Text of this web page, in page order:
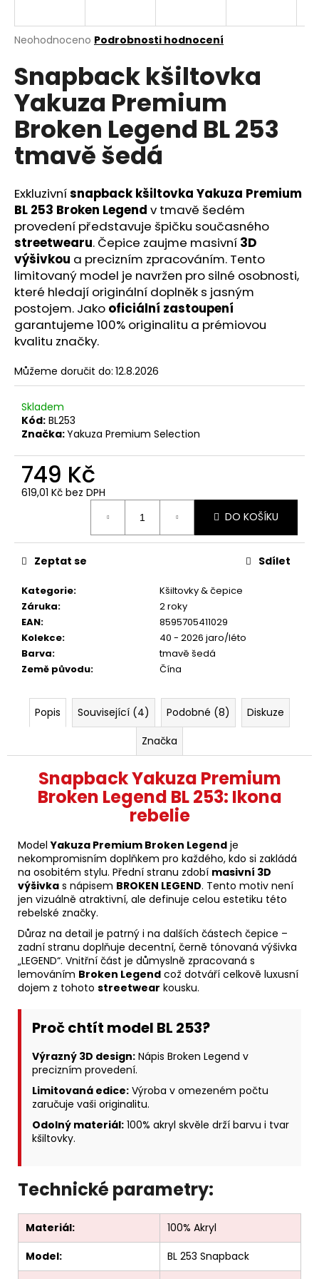
Průměrné
produktu
je
0,0
z
5
hvězdiček.
Neohodnoceno Podrobnosti hodnocení
Snapback kšiltovka
Yakuza Premium
Broken Legend BL 253
tmavě šedá
Exkluzivnísnapback kšiltovka Yakuza Premium
BL 253 Broken Legend v tmavě šedém
provedení představuje špičku současného
streetwearu. Čepice zaujme masivní 3D
výšivkou a precizním zpracováním. Tento
limitovaný model je navržen pro silné osobnosti,
které hledají originální doplněk s jasným
postojem. Jako oficiální zastoupení
garantujeme 100% originalitu a prémiovou
kvalitu značky.
Můžeme doručit do: 12.8.2026
Skladem
Kód: BL253
Značka:Yakuza Premium Selection
749 Kč
619,01 Kč bez DPH
DO KOŠÍKU
Kategorie:
Kšiltovky & čepice
Záruka:
2 roky
EAN:
8595705411029
Kolekce:
40 - 2026 jaro/léto
Barva:
tmavě šedá
Země původu: Čína
Zeptat se Sdílet
Popis Související (4) Podobné (8)
Diskuze
Značka
Snapback Yakuza Premium
Broken Legend BL 253: Ikona
rebelie
ModelYakuza Premium Broken Legend je
nekompromisním doplňkem pro každého, kdo si zakládá
na osobitém stylu. Přední stranu zdobí masivní 3D
výšivka s nápisem BROKEN LEGEND. Tento motiv není
jen vizuálně atraktivní, ale definuje celou estetiku této
rebelské značky.
Důraz na detail je patrný i na dalších částech čepice –
zadní stranu doplňuje decentní, černě tónovaná výšivka
„LEGEND“. Vnitřní část je důmyslně zpracovaná s
lemováním Broken Legend což dotváří celkově luxusní
dojem z tohoto streetwear kousku.
Proč chtít model BL 253?
Výrazný 3D design: Nápis Broken Legend v
precizním provedení.
Limitovaná edice: Výroba v omezeném počtu
zaručuje vaši originalitu.
Odolný materiál: 100% akryl skvěle drží barvu i tvar
kšiltovky.
Technické parametry:
Materiál:
100% Akryl
Model:
BL 253 Snapback
j
t
?
HLEDAT
D
o
p
o
r
u
č
u
e
m
e
PÁNSKÉ
ŽLUTÉ
TRIČKO
YAKUZA
PREMIUM
TROUBLE